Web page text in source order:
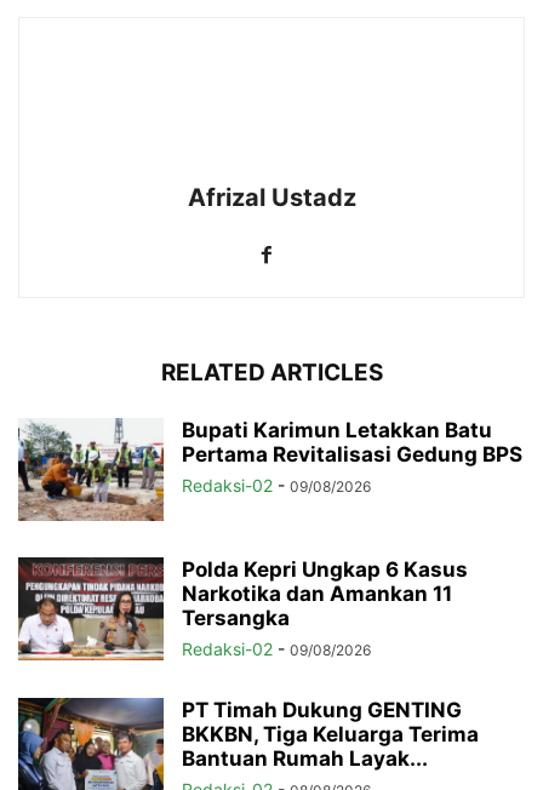
Afrizal Ustadz
RELATED ARTICLES
Bupati Karimun Letakkan Batu
Pertama Revitalisasi Gedung BPS
Redaksi-02 - 09/08/2026
Polda Kepri Ungkap 6 Kasus
Narkotika dan Amankan 11
Tersangka
Redaksi-02 - 09/08/2026
PT Timah Dukung GENTING
BKKBN, Tiga Keluarga Terima
Bantuan Rumah Layak...